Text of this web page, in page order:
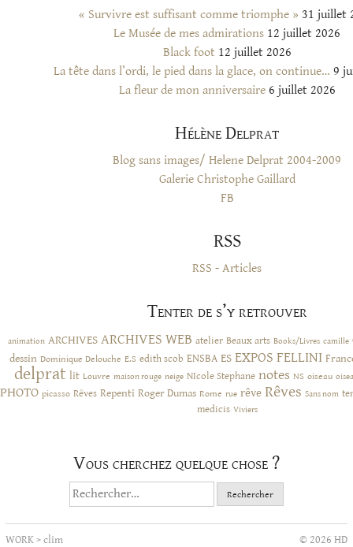
« Survivre est suffisant comme triomphe » 31 juillet
Le Musée de mes admirations 12 juillet 2026
Black foot 12 juillet 2026
La tête dans l’ordi, le pied dans la glace, on continue… 9
La fleur de mon anniversaire 6 juillet 2026
Hélène Delprat
Blog sans images/ Helene Delprat 2004-2009
Galerie Christophe Gaillard
FB
RSS
RSS - Articles
Tenter de s’y retrouver
animation ARCHIVES ARCHIVES WEB atelier Beaux arts Books/Livres camille
dessin Dominique Delouche E.S edith scob ENSBA ES EXPOS FELLINI
delprat lit Louvre maison rouge neige NIcole Stephane notes NS oiseau
PHOTO picasso Rêves Repenti Roger Dumas Rome rue rêve Rêves Sans nom
medicis Viviers
Vous cherchez quelque chose ?
Rechercher :
WORK>clim © 2026 HD